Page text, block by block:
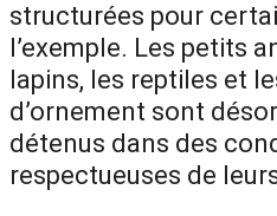
structurées pour
l’exemple. Les petits
lapins, les reptiles et
d’ornement sont
détenus dans des
respectueuses de